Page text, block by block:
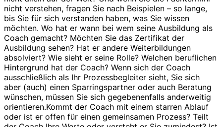
nicht verstehen, fragen Sie nach Beispielen – so lange,
bis Sie für sich verstanden haben, was Sie wissen
möchten. Wo hat er wann bei wem seine Ausbildung als
Coach gemacht? Möchten Sie das Zertifikat der
Ausbildung sehen? Hat er andere Weiterbildungen
absolviert? Wie sieht er seine Rolle? Welchen beruflichen
Hintergrund hat der Coach? Wenn sich der Coach
ausschließlich als Ihr Prozessbegleiter sieht, Sie sich
aber (auch) einen Sparringspartner oder auch Beratung
wünschen, müssen Sie sich gegebenenfalls anderweitig
orientieren.Kommt der Coach mit einem starren Ablauf
oder ist er offen für einen gemeinsamen Prozess? Teilt